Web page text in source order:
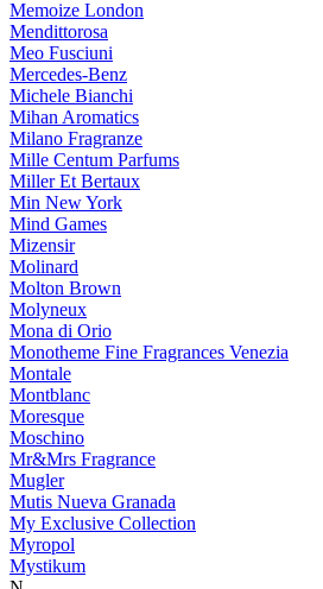
Memoize London
Mendittorosa
Meo Fusciuni
Mercedes-Benz
Michele Bianchi
Mihan Aromatics
Milano Fragranze
Mille Centum Parfums
Miller Et Bertaux
Min New York
Mind Games
Mizensir
Molinard
Molton Brown
Molyneux
Mona di Orio
Monotheme Fine Fragrances Venezia
Montale
Montblanc
Moresque
Moschino
Mr&Mrs Fragrance
Mugler
Mutis Nueva Granada
My Exclusive Collection
Myropol
Mystikum